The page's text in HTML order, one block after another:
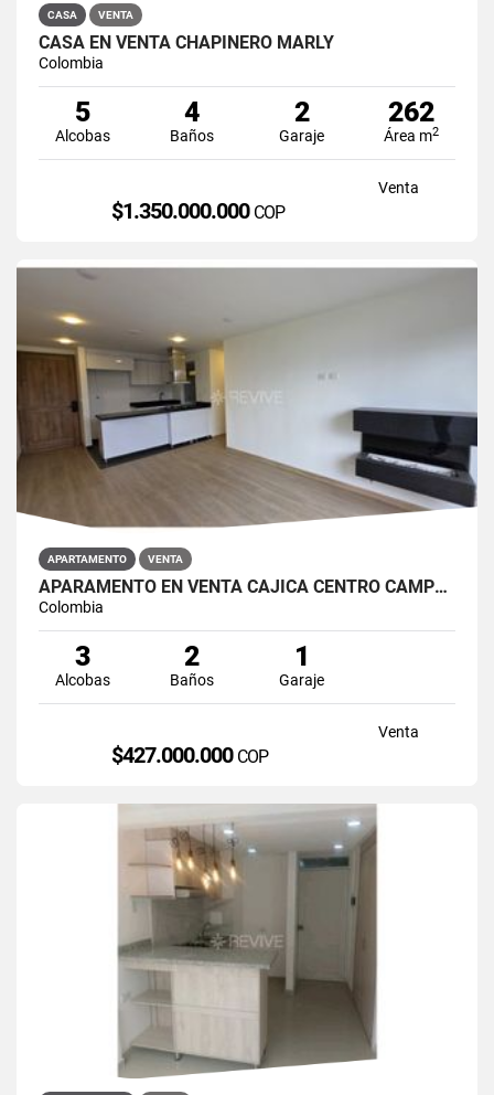
CASA VENTA
CASA EN VENTA CHAPINERO MARLY
Colombia
5
Alcobas
4
Baños
2
Garaje
262
Área m2
Venta
$1.350.000.000 COP
APARTAMENTO VENTA
APARAMENTO EN VENTA CAJICÁ CENTRO CAMPUS CLUB RESERVADO
Colombia
3
Alcobas
2
Baños
1
Garaje
Venta
$427.000.000 COP